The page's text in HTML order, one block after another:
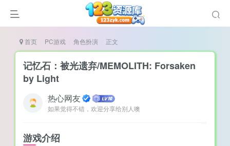
首页 PC游戏 角色扮演 正文
记忆石：被光遗弃/MEMOLITH: Forsaken
by Light
热心网友
如果觉得不错，欢迎分享给别人噢
游戏介绍